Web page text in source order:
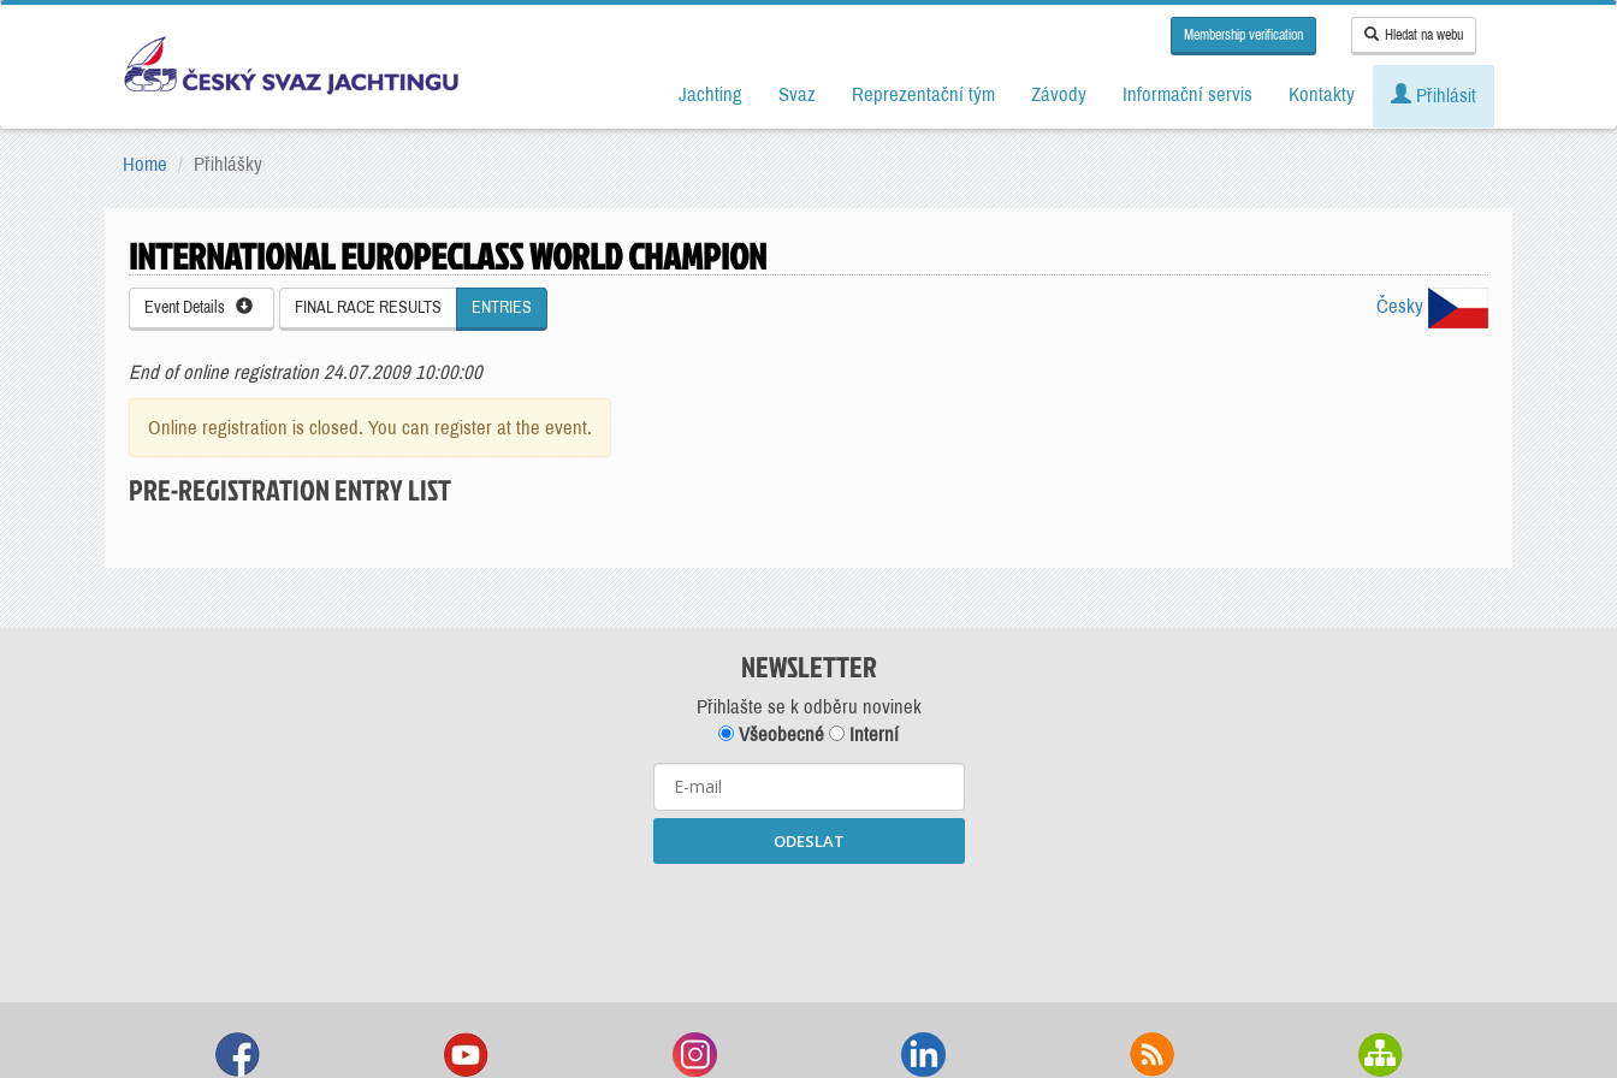
Membership verification Hledat na webu
Jachting Svaz Reprezentační tým Závody Informační servis Kontakty Přihlásit
Home Přihlášky
INTERNATIONAL EUROPECLASS WORLD CHAMPION
Event Details FINAL RACE RESULTS ENTRIES Česky
End of online registration 24.07.2009 10:00:00
Online registration is closed. You can register at the event.
PRE-REGISTRATION ENTRY LIST
NEWSLETTER
Přihlašte se k odběru novinek
Všeobecné
Interní
ODESLAT